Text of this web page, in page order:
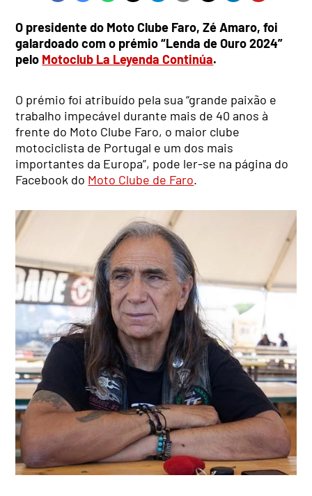
O presidente do Moto Clube Faro, Zé Amaro, foi
galardoado com o prémio “Lenda de Ouro 2024”
pelo Motoclub La Leyenda Continúa.
O prémio foi atribuído pela sua “grande paixão e
trabalho impecável durante mais de 40 anos à
frente do Moto Clube Faro, o maior clube
motociclista de Portugal e um dos mais
importantes da Europa”, pode ler-se na página do
Facebook do Moto Clube de Faro.